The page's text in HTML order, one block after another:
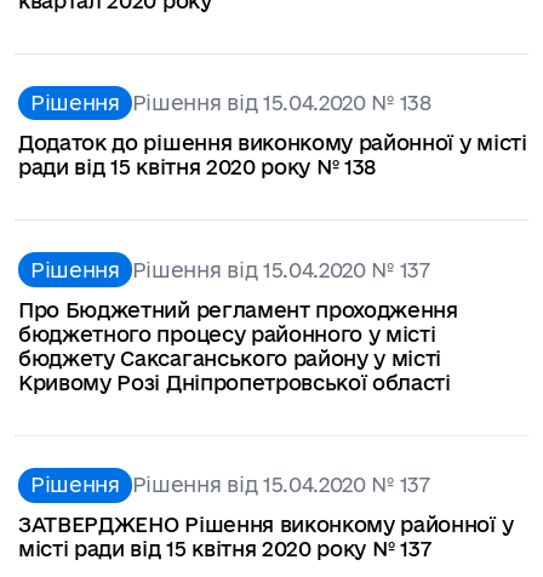
Рішення Рішення від 15.04.2020 № 138
Додаток до рішення виконкому районної у місті
ради від 15 квітня 2020 року № 138
Рішення Рішення від 15.04.2020 № 137
Про Бюджетний регламент проходження
бюджетного процесу районного у місті
бюджету Саксаганського району у місті
Кривому Розі Дніпропетровської області
Рішення Рішення від 15.04.2020 № 137
ЗАТВЕРДЖЕНО Рішення виконкому районної у
місті ради від 15 квітня 2020 року № 137